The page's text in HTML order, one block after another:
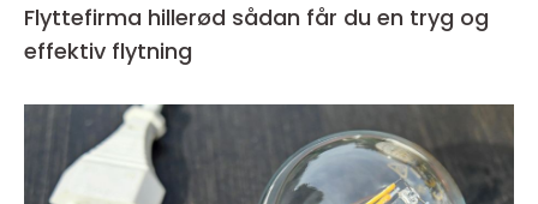
Flyttefirma hillerød sådan får du en tryg og
effektiv flytning